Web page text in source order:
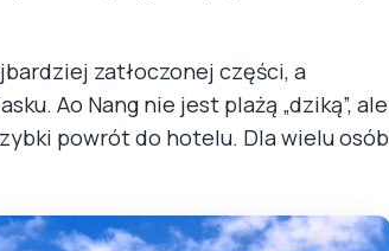
zatłoczonej części, a
Ao Nang nie jest plażą „dziką”, ale
powrót do hotelu. Dla wielu osób